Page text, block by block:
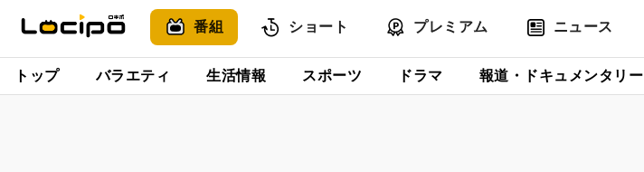
番組 ショート プレミアム ニュース
トップ バラエティ 生活情報 スポーツ ドラマ 報道・ドキュメンタリー